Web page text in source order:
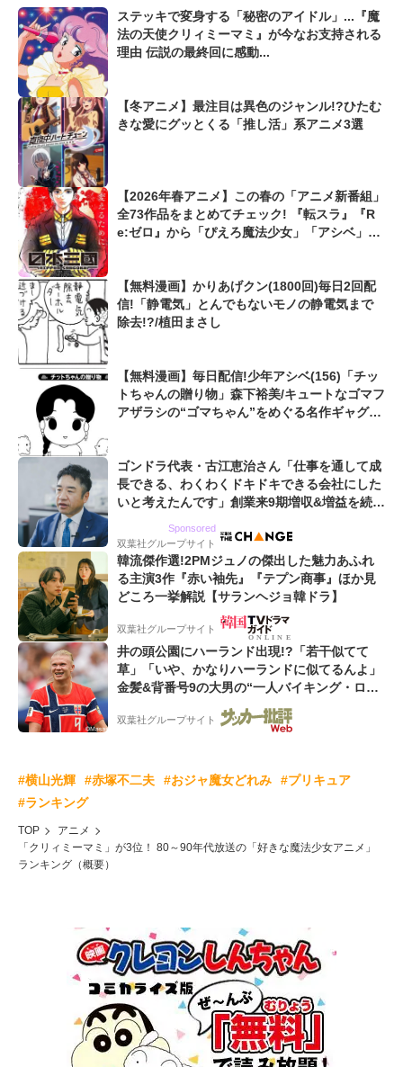
ステッキで変身する「秘密のアイドル」...『魔
法の天使クリィミーマミ』が今なお支持される
理由 伝説の最終回に感動...
【冬アニメ】最注目は異色のジャンル!?ひたむ
きな愛にグッとくる「推し活」系アニメ3選
【2026年春アニメ】この春の「アニメ新番組」
全73作品をまとめてチェック! 『転スラ』『R
e:ゼロ』から「ぴえろ魔法少女」「アシベ」ま
【無料漫画】かりあげクン(1800回)毎日2回配
信!「静電気」とんでもないモノの静電気まで
除去!?/植田まさし
【無料漫画】毎日配信!少年アシベ(156)「チッ
トちゃんの贈り物」森下裕美/キュートなゴマフ
アザラシの“ゴマちゃん”をめぐる名作ギャグ4
ゴンドラ代表・古江恵治さん「仕事を通して成
長できる、わくわくドキドキできる会社にした
いと考えたんです」創業来9期増収&増益を続け
Sponsored
双葉社グループサイト
韓流傑作選!2PMジュノの傑出した魅力あふれ
る主演3作『赤い袖先』『テプン商事』ほか見
どころ一挙解説【サランヘジョ韓ドラ】
双葉社グループサイト
井の頭公園にハーランド出現!?「若干似てて
草」「いや、かなりハーランドに似てるんよ」
金髪&背番号9の大男の“一人バイキング・ロ
ー”映像が話題!「元気をもらった」
双葉社グループサイト
#横山光輝 #赤塚不二夫 #おジャ魔女どれみ
#プリキュア
#ランキング
TOP
アニメ
「クリィミーマミ」が3位！ 80～90年代放送の「好きな魔法少女アニメ」
ランキング（概要）